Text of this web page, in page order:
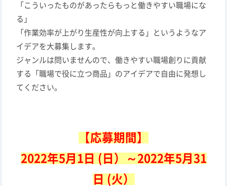
「こういったものがあったらもっと働きやすい職場にな
る」
「作業効率が上がり生産性が向上する」というようなア
イデアを大募集します。
ジャンルは問いませんので、働きやすい職場創りに貢献
する「職場で役に立つ商品」のアイデアで自由に発想し
てください。
【応募期間】
2022年5月1日 (日）～2022年5月31
日 (火）